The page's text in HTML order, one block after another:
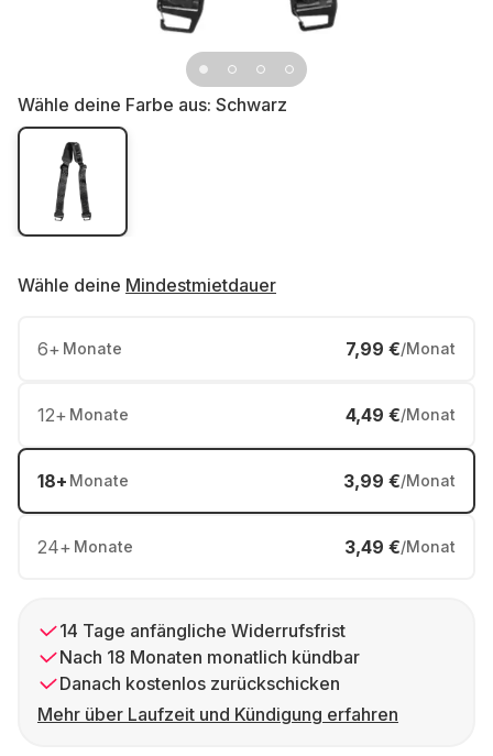
Wähle deine Farbe aus: Schwarz
Wähle deine Mindestmietdauer
6+ Monate 7,99 €/Monat
12+ Monate 4,49 €/Monat
18+ Monate 3,99 €/Monat
24+ Monate 3,49 €/Monat
14 Tage anfängliche Widerrufsfrist
Nach 18 Monaten monatlich kündbar
Danach kostenlos zurückschicken
Mehr über Laufzeit und Kündigung erfahren